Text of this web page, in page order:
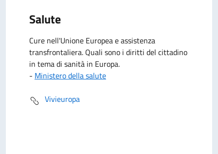
Salute
Cure nell'Unione Europea e assistenza
transfrontaliera. Quali sono i diritti del cittadino
in tema di sanità in Europa.
- Ministero della salute
Vivieuropa